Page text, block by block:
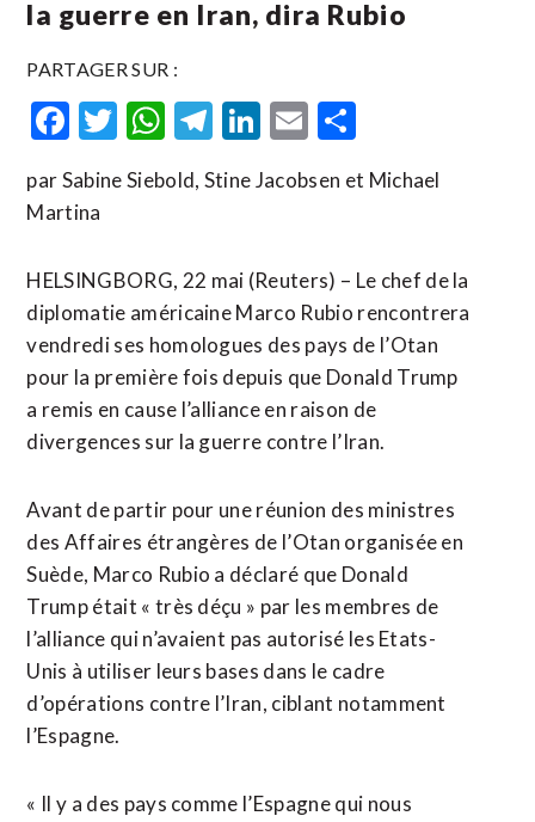
la guerre en Iran, dira Rubio
PARTAGER SUR :
Facebook
Twitter
WhatsApp
Telegram
LinkedIn
Email
par Sabine Siebold, Stine Jacobsen et Michael
Martina
HELSINGBORG, 22 mai (Reuters) – Le chef de la
diplomatie américaine Marco Rubio rencontrera
vendredi ses homologues des pays de l’Otan
pour la première fois depuis que Donald Trump
a remis en cause l’alliance en raison de
divergences sur la guerre contre l’Iran.
Avant de partir pour une réunion des ministres
des Affaires étrangères de l’Otan organisée ​en
Suède, Marco ‌Rubio a déclaré que Donald
Trump était « très déçu » par les ​membres de
l’alliance qui n’avaient ⁠pas autorisé les Etats-
Unis à utiliser leurs bases dans le cadre
d’opérations contre l’Iran, ‌ciblant notamment
l’Espagne.
« Il y ‌a des pays comme l’Espagne qui nous